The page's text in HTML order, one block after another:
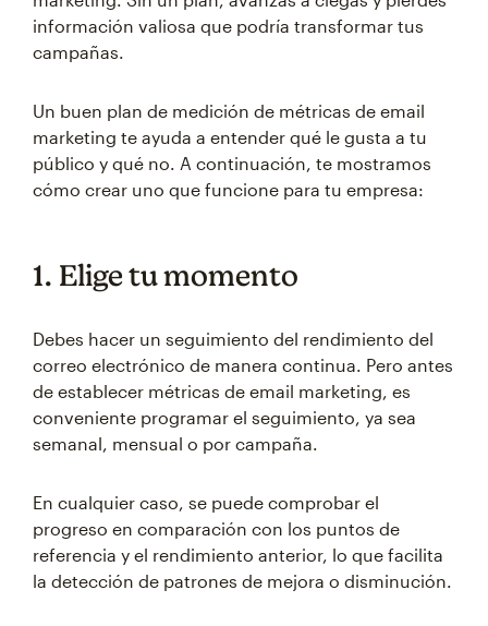
información valiosa que podría transformar tus
campañas.
Un buen plan de medición de métricas de email
marketing te ayuda a entender qué le gusta a tu
público y qué no. A continuación, te mostramos
cómo crear uno que funcione para tu empresa:
1. Elige tu momento
Debes hacer un seguimiento del rendimiento del
correo electrónico de manera continua. Pero antes
de establecer métricas de email marketing, es
conveniente programar el seguimiento, ya sea
semanal, mensual o por campaña.
En cualquier caso, se puede comprobar el
progreso en comparación con los puntos de
referencia y el rendimiento anterior, lo que facilita
la detección de patrones de mejora o disminución.